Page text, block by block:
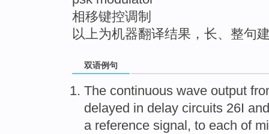
相移键控调制
以上为机器翻译结果，长、整句
双语例句
The continuous wave output
delayed in delay circuits 26I and
a reference signal, to each of